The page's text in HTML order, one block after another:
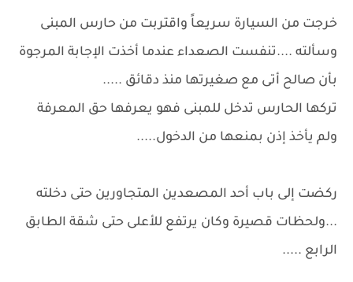
خرجت من السيارة سريعاً واقتربت من حارس المبنى
وسألته ....تنفست الصعداء عندما أخذت الإجابة المرجوة
بأن صالح أتى مع صغيرتها منذ دقائق .....
تركها الحارس تدخل للمبنى فهو يعرفها حق المعرفة
ولم يأخذ إذن بمنعها من الدخول.....
ركضت إلى باب أحد المصعدين المتجاورين حتى دخلته
...ولحظات قصيرة وكان يرتفع للأعلى حتى شقة الطابق
الرابع .....